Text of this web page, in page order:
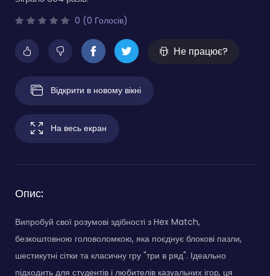
0 (0 Голосів)
Не працює?
Відкрити в новому вікні
На весь екран
Опис:
Випробуй свої розумові здібності з Hex Match,
безкоштовною головоломкою, яка поєднує блокові пазли,
шестикутні сітки та класичну гру "три в ряд". Ідеально
підходить для студентів і любителів казуальних ігор, ця